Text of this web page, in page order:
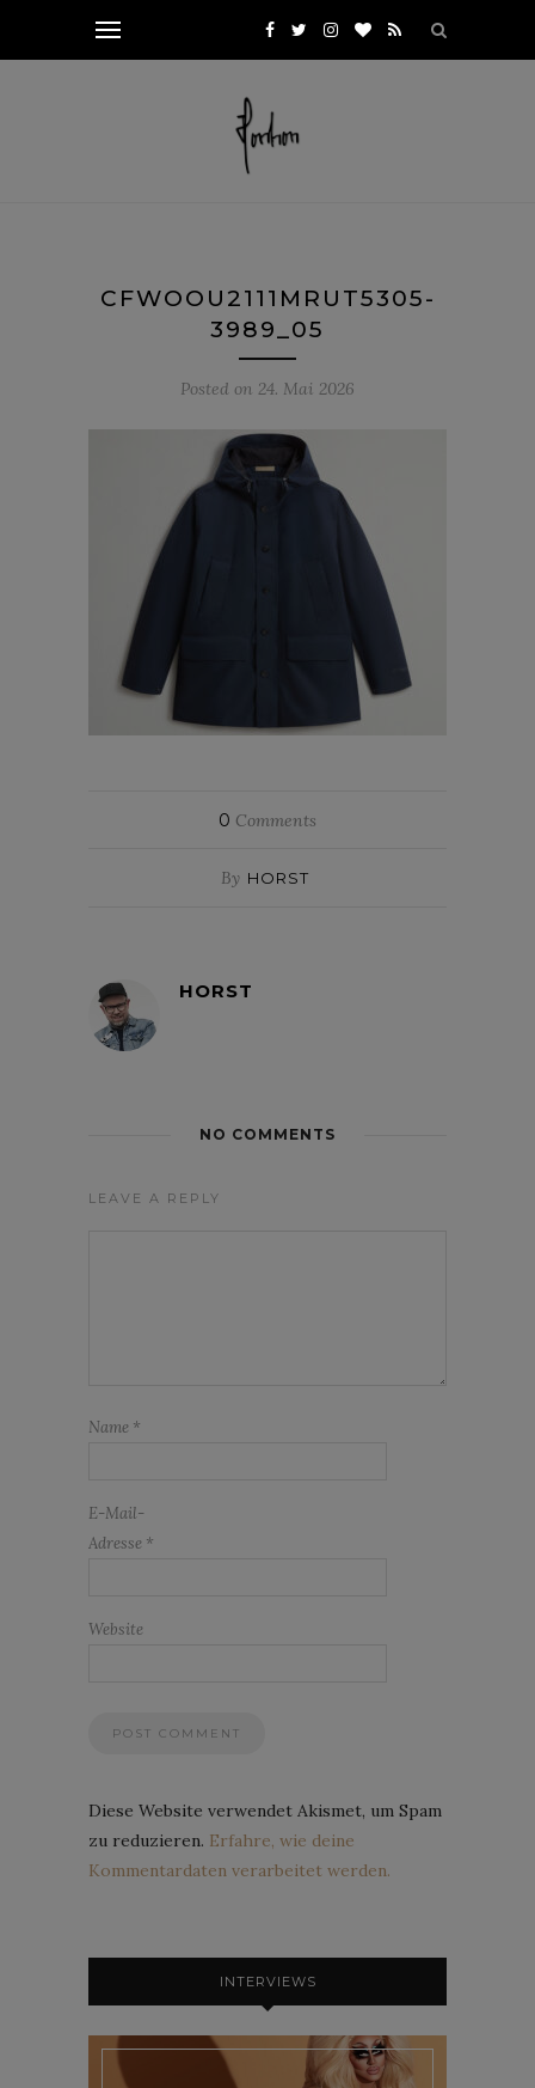
CFWOOU2111MRUT5305-
3989_05
Posted on 24. Mai 2026
0 Comments
By HORST
HORST
NO COMMENTS
LEAVE A REPLY
Name *
E-Mail-
Adresse *
Website
Diese Website verwendet Akismet, um Spam
zu reduzieren. Erfahre, wie deine
Kommentardaten verarbeitet werden.
INTERVIEWS